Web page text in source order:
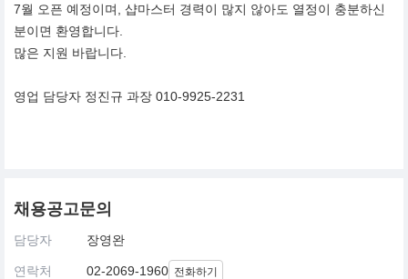
7월 오픈 예정이며, 샵마스터 경력이 많지 않아도 열정이 충분하신
분이면 환영합니다.
많은 지원 바랍니다.
영업 담당자 정진규 과장 010-9925-2231
채용공고문의
담당자 장영완
연락처 02-2069-1960 전화하기